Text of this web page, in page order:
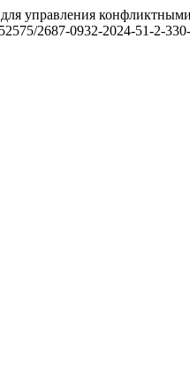
управления
2687-0932-2024-51-2-